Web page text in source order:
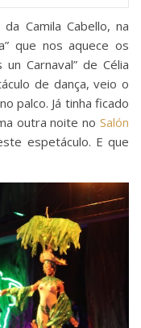
Camila Cabello, na
que nos aquece os
Carnaval” de Célia
de dança, veio o
palco. Já tinha ficado
outra noite no Salón
espetáculo. E que